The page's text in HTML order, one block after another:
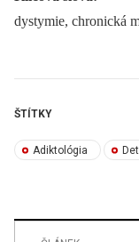
dystymie, chronická
ŠTÍTKY
Adiktológia